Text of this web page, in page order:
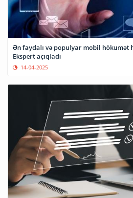
Ən faydalı və populyar mobil hökumət
Ekspert açıqladı
14-04-2025